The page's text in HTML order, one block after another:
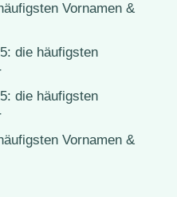
Vornamen &
die häufigsten
die häufigsten
Vornamen &